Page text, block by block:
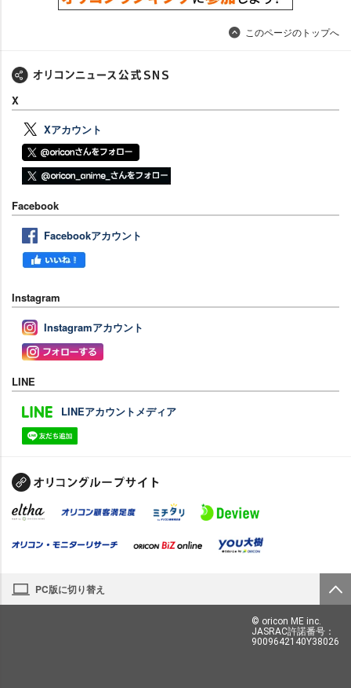
このページのトップへ
X
Xアカウント
Facebook
Facebookアカウント
Instagram
Instagramアカウント
LINE
LINEアカウントメディア
PC版に切り替え
© oricon ME inc.
JASRAC許諾番号：
9009642140Y38026